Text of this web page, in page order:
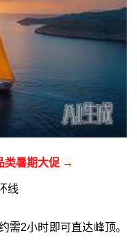
类暑期大促 →
线
需2小时即可直达峰顶。